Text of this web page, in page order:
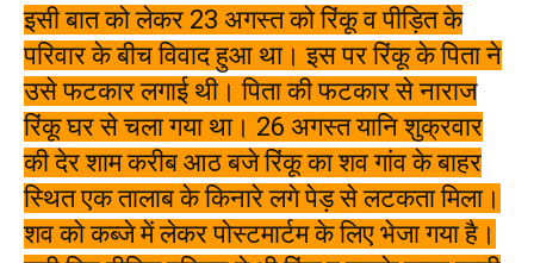
इसी बात को लेकर 23 अगस्त को रिंकू व पीड़ित के
परिवार के बीच विवाद हुआ था। इस पर रिंकू के पिता ने
उसे फटकार लगाई थी। पिता की फटकार से नाराज
रिंकू घर से चला गया था। 26 अगस्त यानि शुक्रवार
की देर शाम करीब आठ बजे रिंकू का शव गांव के बाहर
स्थित एक तालाब के किनारे लगे पेड़ से लटकता मिला।
शव को कब्जे में लेकर पोस्टमार्टम के लिए भेजा गया है।